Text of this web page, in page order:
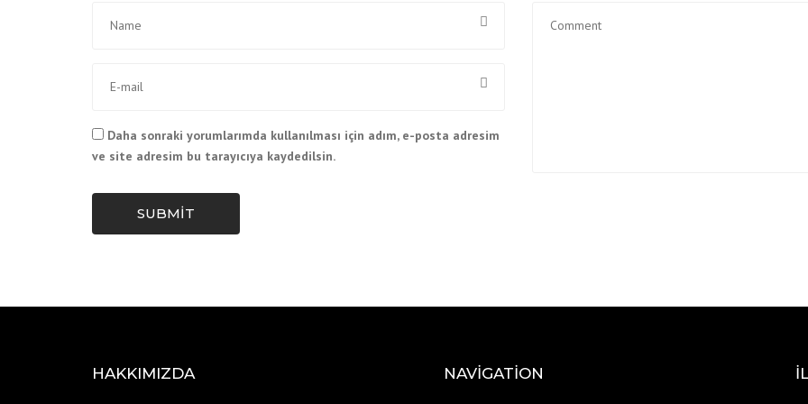
Daha sonraki yorumlarımda kullanılması için adım, e-posta adresim
ve site adresim bu tarayıcıya kaydedilsin.
SUBMIT
HAKKIMIZDA NAVIGATION